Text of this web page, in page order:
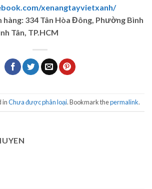
xenangtayvietxanh/
hàng: 334 Tân Hòa Đông, Phường Bình
Tân, TP.HCM
inChưa được phân loại. Bookmark thepermalink.